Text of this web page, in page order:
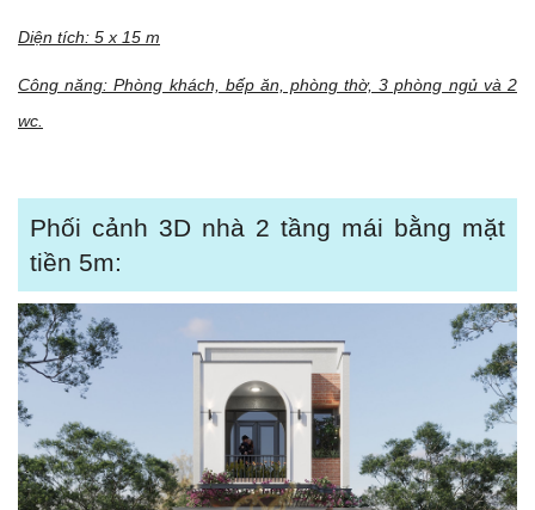
Diện tích: 5 x 15 m
Công năng: Phòng khách, bếp ăn, phòng thờ, 3 phòng ngủ và 2
wc.
Phối cảnh 3D nhà 2 tầng mái bằng mặt
tiền 5m: